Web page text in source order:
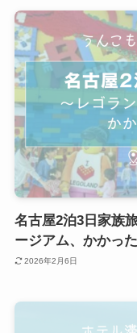
名古屋2泊3日家族
ージアム、かかっ
2026年2月6日